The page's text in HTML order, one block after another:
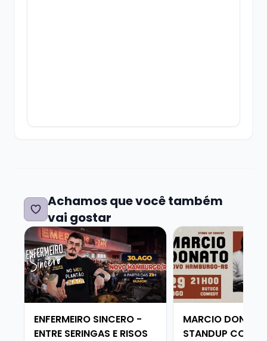
Achamos que você também
vai gostar
Veja mais sobre ENFERMEIRO SINCERO - ENTRE
ENFERMEIRO SINCERO -
ENTRE SERINGAS E RISOS
Veja mais sobre
MARCIO
STANDUP